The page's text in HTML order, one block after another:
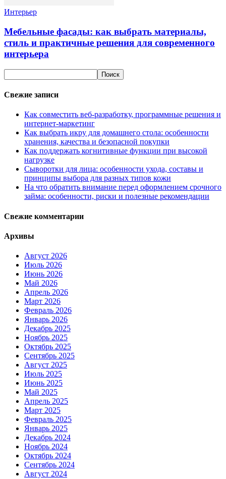
Интерьер
Мебельные фасады: как выбрать материалы,
стиль и практичные решения для современного
интерьера
Свежие записи
Как совместить веб-разработку, программные решения и
интернет-маркетинг
Как выбрать икру для домашнего стола: особенности
хранения, качества и безопасной покупки
Как поддержать когнитивные функции при высокой
нагрузке
Сыворотки для лица: особенности ухода, составы и
принципы выбора для разных типов кожи
На что обратить внимание перед оформлением срочного
займа: особенности, риски и полезные рекомендации
Свежие комментарии
Архивы
Август 2026
Июль 2026
Июнь 2026
Май 2026
Апрель 2026
Март 2026
Февраль 2026
Январь 2026
Декабрь 2025
Ноябрь 2025
Октябрь 2025
Сентябрь 2025
Август 2025
Июль 2025
Июнь 2025
Май 2025
Апрель 2025
Март 2025
Февраль 2025
Январь 2025
Декабрь 2024
Ноябрь 2024
Октябрь 2024
Сентябрь 2024
Август 2024